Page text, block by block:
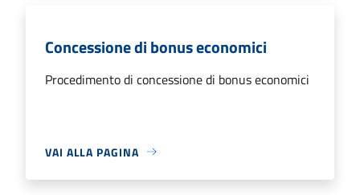
Concessione di bonus economici
Procedimento di concessione di bonus economici
VAI ALLA PAGINA